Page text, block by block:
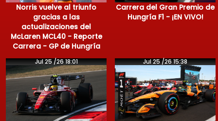
Norris vuelve al triunfo
gracias a las
actualizaciones del
McLaren MCL40 - Reporte
Carrera - GP de Hungría
Carrera del Gran Premio de
Hungría F1 - ¡EN VIVO!
Jul 25 /26 18:01 Jul 25 /26 15:38